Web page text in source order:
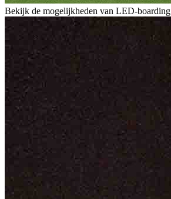
Bekijk de mogelijkheden van LED-boarding